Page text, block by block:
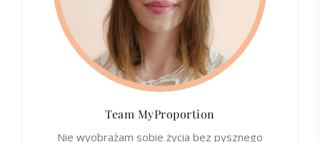
Team MyProportion
Nie wyobrażam sobie życia bez pysznego